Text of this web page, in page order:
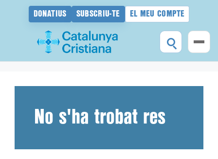
DONATIUS SUBSCRIU-TE EL MEU COMPTE
No s'ha trobat res